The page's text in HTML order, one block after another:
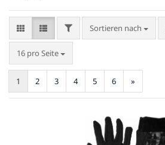
FILTERSortieren nach
Sortieren nach
16 pro Seite
pro Seite
1 2 3 4 5 6 »